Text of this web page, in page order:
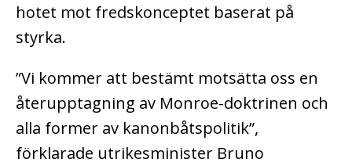
hotet mot fredskonceptet baserat på
styrka.
”Vi kommer att bestämt motsätta oss en
återupptagning av Monroe-doktrinen och
alla former av kanonbåtspolitik”,
förklarade utrikesminister Bruno